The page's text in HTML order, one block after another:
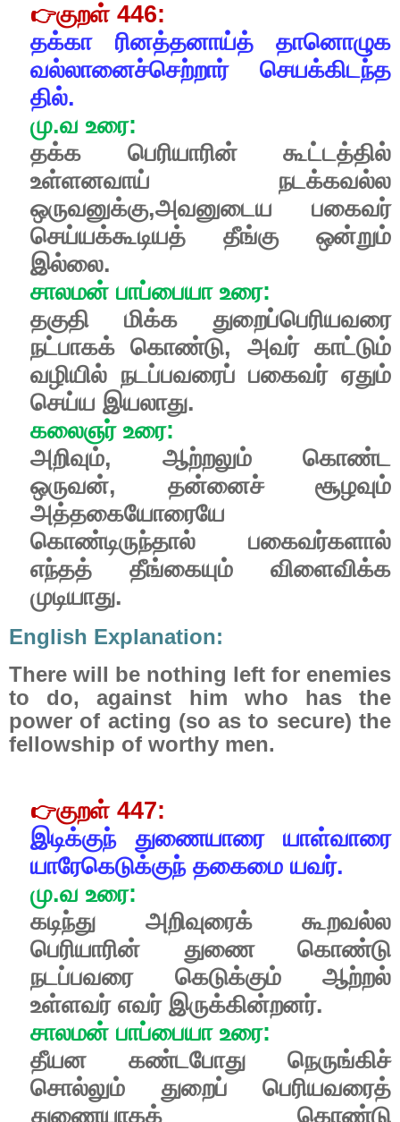
👉குறள்446:
தக்கா
ரினத்தனாய்த்
தானொழுக
வல்லானைச்செற்றார்
செயக்கிடந்த
தில்.
மு.வ உரை:
தக்க
பெரியாரின்
கூட்டத்தில்
உள்ளனவாய்
நடக்கவல்ல
ஒருவனுக்கு,அவனுடைய
பகைவர்
செய்யக்கூடியத்
தீங்கு
ஒன்றும்
இல்லை.
சாலமன் பாப்பையா உரை:
தகுதி
மிக்க
துறைப்பெரியவரை
நட்பாகக் கொண்டு, அவர் காட்டும்
வழியில் நடப்பவரைப் பகைவர் ஏதும்
செய்ய இயலாது.
கலைஞர் உரை:
அறிவும், ஆற்றலும்
கொண்ட
ஒருவன், தன்னைச்
சூழவும்
அத்தகையோரையே
கொண்டிருந்தால்
பகைவர்களால்
எந்தத்
தீங்கையும்
விளைவிக்க
முடியாது.
English Explanation:
There will be nothing left for enemies
to do, against him who has the
power of acting (so as to secure) the
fellowship of worthy men.
👉குறள்447:
இடிக்குந்
துணையாரை
யாள்வாரை
யாரேகெடுக்குந் தகைமை யவர்.
மு.வ உரை:
கடிந்து
அறிவுரைக்
கூறவல்ல
பெரியாரின்
துணை
கொண்டு
நடப்பவரை
கெடுக்கும்
ஆற்றல்
உள்ளவர் எவர் இருக்கின்றனர்.
சாலமன் பாப்பையா உரை:
தீயன
கண்டபோது
நெருங்கிச்
சொல்லும்
துறைப்
பெரியவரைத்
துணையாகக்
கொண்டு